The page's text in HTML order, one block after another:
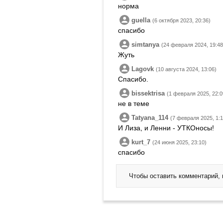
норма
guella (6 октября 2023, 20:36)
спасибо
simtanya (24 февраля 2024,
Жуть
Lagovk (10 августа 2024, 13:06)
Спасибо.
bissektrisa (1 февраля 2025,
не в теме
Tatyana_114 (7 февраля 2025,
И Лиза, и Ленни - УТКОносы!
kurt_7 (24 июня 2025, 23:10)
спасибо
Чтобы оставить